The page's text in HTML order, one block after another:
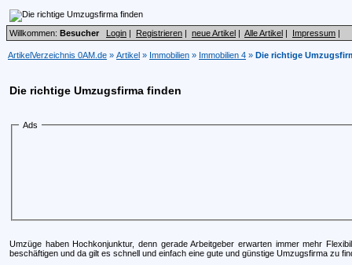
Willkommen: Besucher Login | Registrieren | neue Artikel | Alle Artikel | Impressum |
ArtikelVerzeichnis 0AM.de » Artikel » Immobilien » Immobilien 4 » Die richtige
Die richtige Umzugsfirma finden
Ads
Umzüge haben Hochkonjunktur, denn gerade Arbeitgeber erwarten immer mehr
beschäftigen und da gilt es schnell und einfach eine gute und günstige Umzugsfirma zu